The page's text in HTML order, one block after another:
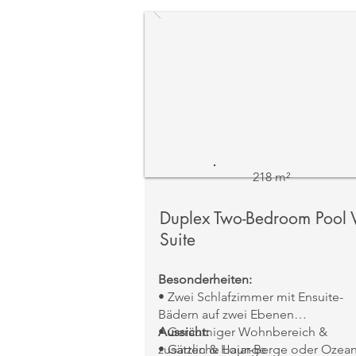
• Traditioneller Omani-Stil mit Stein-
218 m²
Duplex Two-Bedroom Pool
Suite
Besonderheiten:
• Zwei Schlafzimmer mit Ensuite-
Bädern auf zwei Ebenen
• Geräumiger Wohnbereich &
zusätzliche Lounge
Aussicht:
• Garten & Hajar-Berge oder